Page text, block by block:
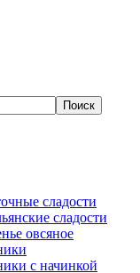
сладости
сладости
овсяное
с начинкой